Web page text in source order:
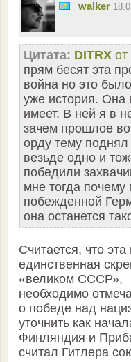
walker
Цитата: DITRX от
прям бесят эта
война но это
уже история. Она
имеет. В ней я в
зачем прошлое
орду тему
везьде одно и
победили
мне тогда
побежденной
она останется
Считается, что
единственная
«великом СССР»,
необходимо
о победе над
уточнить как
Финляндия и
считал Гитлера